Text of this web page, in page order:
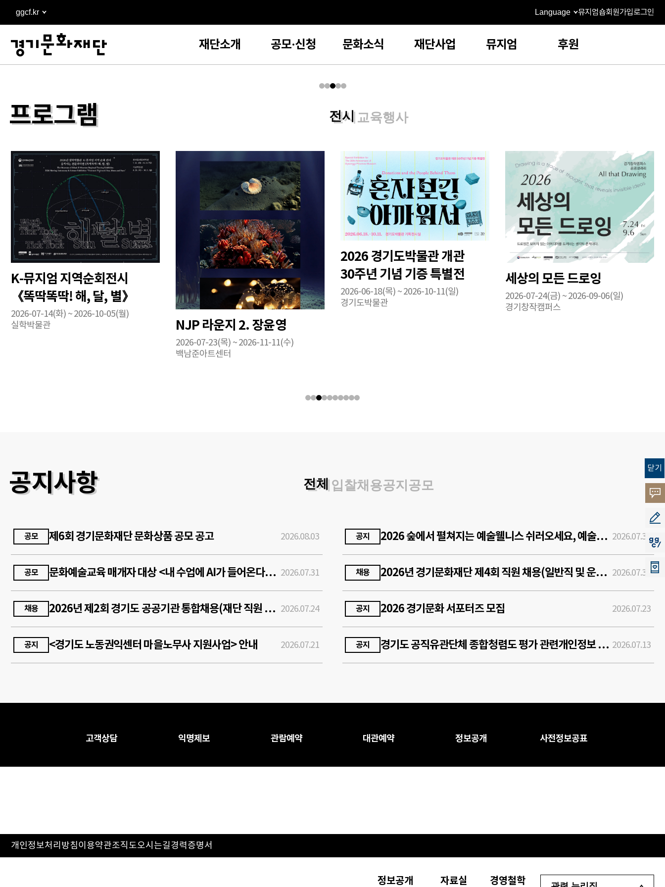
바로가기
ggcf.kr Language 뮤지엄숍회원가입로그인
재단소개 공모·신청 문화소식 재단사업 뮤지엄 후원
닫기
고객
소리
공모
지지
프로그램 전시교육행사
K-뮤지엄 지역순회전시
《똑딱똑딱! 해, 달, 별》
2026-07-14(화) ~ 2026-10-05(월)
실학박물관
NJP 라운지 2. 장윤영
2026-07-23(목) ~ 2026-11-11(수)
백남준아트센터
2026 경기도박물관 개관
30주년 기념 기증 특별전
《혼자 보긴 아까워서》
2026-06-18(목) ~ 2026-10-11(일)
경기도박물관
세상의 모든 드로잉
2026-07-24(금) ~ 2026-09-06(일)
경기창작캠퍼스
공지사항 전체입찰채용공지 공모
공모 제6회 경기문화재단 문화상품 공모 공고 2026.08.03 공지 2026 숲에서 펼쳐지는 예술웰니스 쉬러오세요, 예술의 숲 2026.07.31
공모 문화예술교육 매개자 대상 <내 수업에 AI가 들어온다면> 참여자 선정 결과 2026.07.31 채용 2026년 경기문화재단 제4회 직원 채용(일반직 및 운영직) 공고 2026.07.30
채용 2026년 제2회 경기도 공공기관 통합채용(재단 직원 채용) 공고 2026.07.24 공지 2026 경기문화 서포터즈 모집 2026.07.23
공지 <경기도 노동권익센터 마을노무사 지원사업> 안내 2026.07.21 공지 경기도 공직유관단체 종합청렴도 평가 관련개인정보 제3자 제공사항 알림 공고 2026.07.13
고객상담 익명제보 관람예약 대관예약 정보공개 사전정보공표
개인정보처리방침이용약관조직도오시는길경력증명서
정보공개 자료실 경영철학